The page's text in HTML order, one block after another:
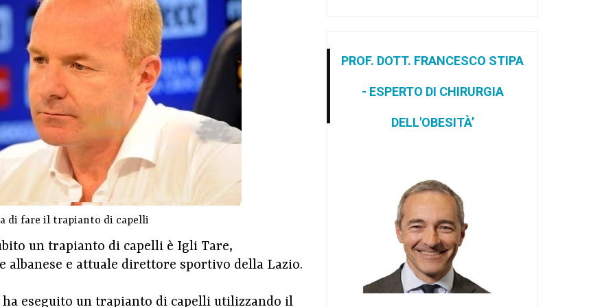
di fare il trapianto di capelli
un trapianto di capelli è Igli Tare,
e attuale direttore sportivo della Lazio.
eseguito un trapianto di capelli utilizzando il
PROF. DOTT. FRANCESCO STIPA
- ESPERTO DI CHIRURGIA
DELL'OBESITÀ’